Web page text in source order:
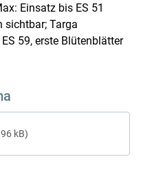
Einsatz bis ES 51
sichtbar; Targa
59, erste Blütenblätter
kB